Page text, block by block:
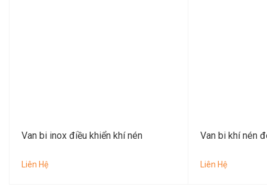
Van bi inox điều khiển khí nén
Liên Hệ
Van bi khí nén
Liên Hệ